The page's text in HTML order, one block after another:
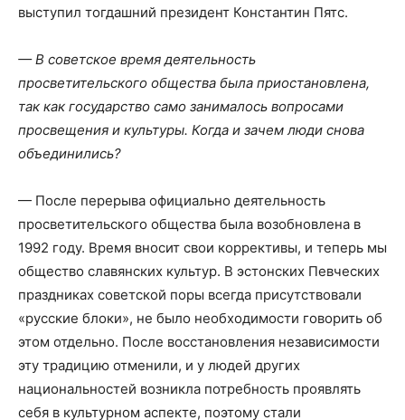
выступил тогдашний президент Константин Пятс.
— В советское время деятельность
просветительского общества была приостановлена,
так как государство само занималось вопросами
просвещения и культуры. Когда и зачем люди снова
объединились?
— После перерыва официально деятельность
просветительского общества была возобновлена в
1992 году. Время вносит свои коррективы, и теперь мы
общество славянских культур. В эстонских Певческих
праздниках советской поры всегда присутствовали
«русские блоки», не было необходимости говорить об
этом отдельно. После восстановления независимости
эту традицию отменили, и у людей других
национальностей возникла потребность проявлять
себя в культурном аспекте, поэтому стали